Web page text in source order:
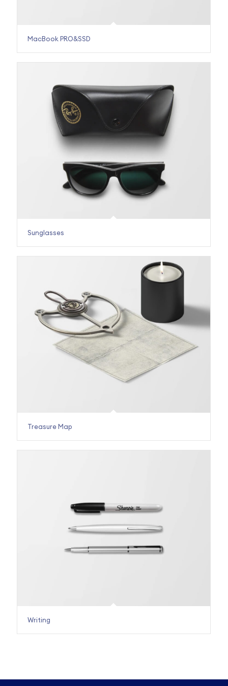
MacBook PRO&SSD
Sunglasses
Treasure Map
Writing